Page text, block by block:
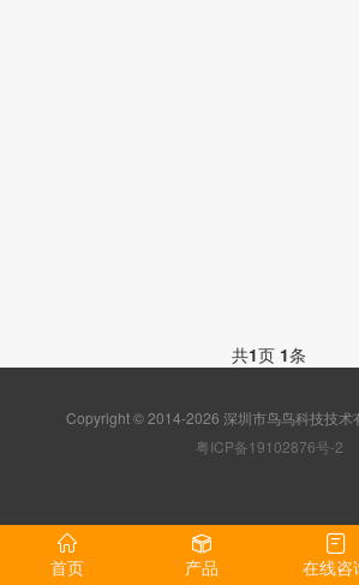
共1页 1条
Copyright © 2014-2026 深圳市鸟鸟科技技术
粤ICP备19102876号-2
首页 产品 在线咨